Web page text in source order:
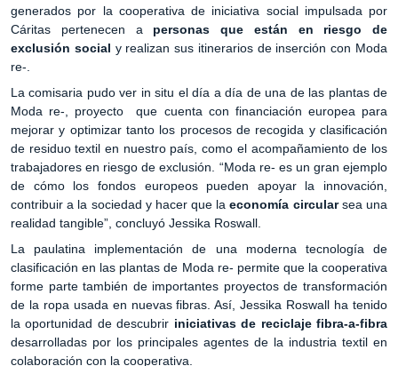
generados por la cooperativa de iniciativa social impulsada por
Cáritas pertenecen a personas que están en riesgo de
exclusión social y realizan sus itinerarios de inserción con Moda
re-.
La comisaria pudo ver in situ el día a día de una de las plantas de
Moda re-, proyecto que cuenta con financiación europea para
mejorar y optimizar tanto los procesos de recogida y clasificación
de residuo textil en nuestro país, como el acompañamiento de los
trabajadores en riesgo de exclusión. “Moda re- es un gran ejemplo
de cómo los fondos europeos pueden apoyar la innovación,
contribuir a la sociedad y hacer que laeconomía circularsea una
realidad tangible”, concluyó Jessika Roswall.
La paulatina implementación de una moderna tecnología de
clasificación en las plantas de Moda re- permite que la cooperativa
forme parte también de importantes proyectos de transformación
de la ropa usada en nuevas fibras. Así, Jessika Roswall ha tenido
la oportunidad de descubrir iniciativas de reciclaje fibra-a-fibra
desarrolladas por los principales agentes de la industria textil en
colaboración con la cooperativa.